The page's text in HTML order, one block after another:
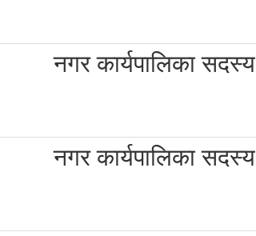
नगर कार्यपालिका सदस्य
नगर कार्यपालिका सदस्य